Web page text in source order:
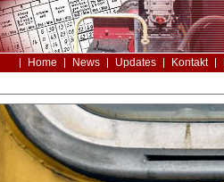
Home News Updates Kontakt